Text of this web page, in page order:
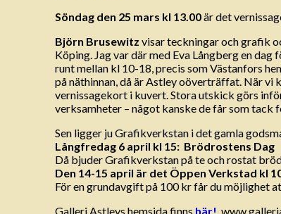
Söndag den 25 mars kl 13.00är det
Björn Brusewitz visar teckningar och grafik
Köping. Jag var där med Eva Långberg en
runt mellan kl 10-18, precis som Västanfors
på näthinnan, då är Astley oöverträffat. När vi
vernissagekort i kuvert. Stora utskick görs
verksamheter – något kanske de får som
Sen ligger ju Grafikverkstan i det gamla
Långfredag 6 april kl 15: Brödrostens Dag
Då bjuder Grafikverkstan på te och rostat
Den 14-15 april är det Öppen Verkstad kl
För en grundavgift på 100 kr får du möjlighet
Galleri Astleys hemsida finns här!